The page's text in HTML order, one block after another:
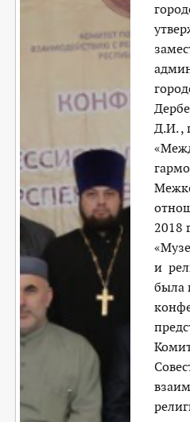
Д.И. ,
2018
и
была